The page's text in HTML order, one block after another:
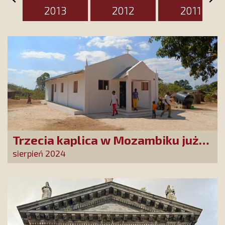
2013
2012 2011
Trzecia kaplica w Mozambiku już
służy lokalnej społeczności
sierpień 2024